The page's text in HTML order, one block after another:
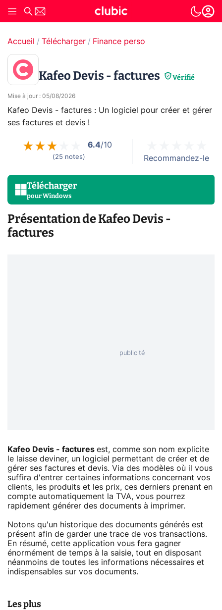
Accueil Télécharger Finance perso
Kafeo Devis - factures Vérifié
Mise à jour : 05/08/2026
Kafeo Devis - factures : Un logiciel pour créer et gérer
ses factures et devis !
6.4/10
(25 notes) Recommandez-le
Télécharger
pourWindows
Présentation de Kafeo Devis -
factures
Kafeo Devis - factures est, comme son nom explicite
le laisse deviner, un logiciel permettant de créer et de
gérer ses factures et devis. Via des modèles où il vous
suffira d'entrer certaines informations concernant vos
clients, les produits et les prix, ces derniers prenant en
compte automatiquement la TVA, vous pourrez
rapidement générer des documents à imprimer.
Notons qu'un historique des documents générés est
présent afin de garder une trace de vos transactions.
En résumé, cette application vous fera gagner
énormément de temps à la saisie, tout en disposant
néanmoins de toutes les informations nécessaires et
indispensables sur vos documents.
Les plus